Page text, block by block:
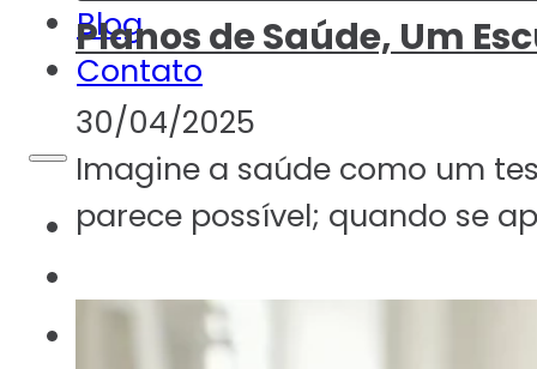
Blog
Contato
Planos de Saúde, Um
30/04/2025
Imagine a saúde como um
parece possível; quando se